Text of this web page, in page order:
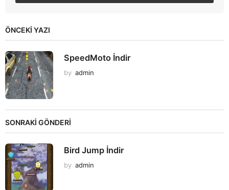
ÖNCEKI YAZI
SpeedMoto İndir
by admin
SONRAKİ GÖNDERİ
Bird Jump İndir
by admin